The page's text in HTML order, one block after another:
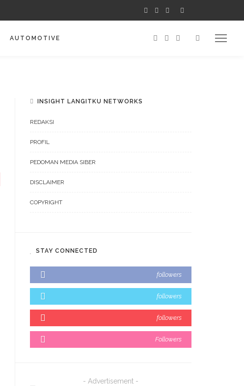
AUTOMOTIVE
INSIGHT LANGITKU NETWORKS
REDAKSI
PROFIL
PEDOMAN MEDIA SIBER
DISCLAIMER
COPYRIGHT
STAY CONNECTED
followers
followers
followers
Followers
- Advertisement -